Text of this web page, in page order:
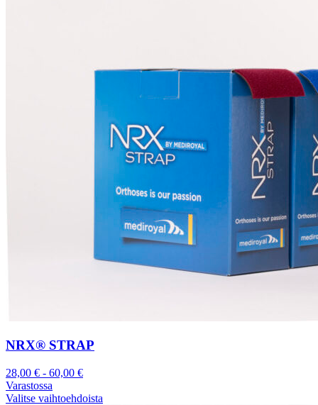
NRX® STRAP
28,00 € - 60,00 €
Varastossa
Valitse vaihtoehdoista